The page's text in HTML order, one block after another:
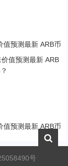
值预测最新 ARB币
值预测最新 ARB币
号